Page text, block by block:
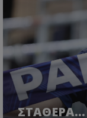
ΣΤΑΘΕΡΑ...